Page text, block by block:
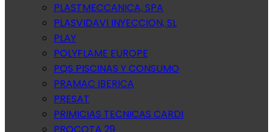
PLASTMECCANICA, SPA
PLASVIDAVI INYECCION, SL
PLAY
POLYFLAME EUROPE
PQS PISCINAS Y CONSUMO
PRAMAC IBERICA
PRESAT
PRIMICIAS TECNICAS CARDI